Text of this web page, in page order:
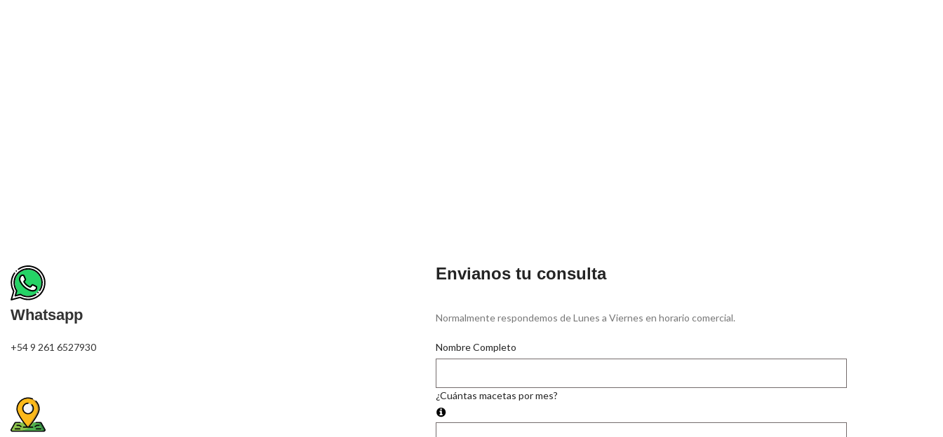
Whatsapp
+54 9 261 6527930
Envianos tu consulta
Normalmente respondemos de Lunes a Viernes en horario comercial.
Nombre Completo
¿Cuántas macetas por mes?